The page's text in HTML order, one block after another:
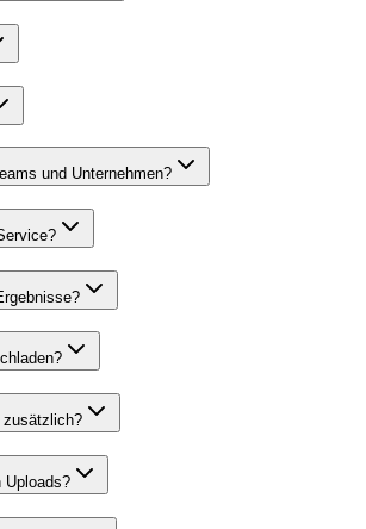
und Unternehmen?
zusätzlich?
Uploads?